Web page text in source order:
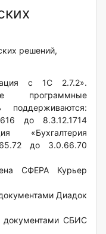
решений,
с 1С 2.7.2».
программные
до 8.3.12.1714
«Бухгалтерия
до 3.0.66.70
СФЕРА Курьер
Диадок
документами СБИС